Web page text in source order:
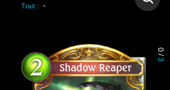
Trait : -
0
/
3